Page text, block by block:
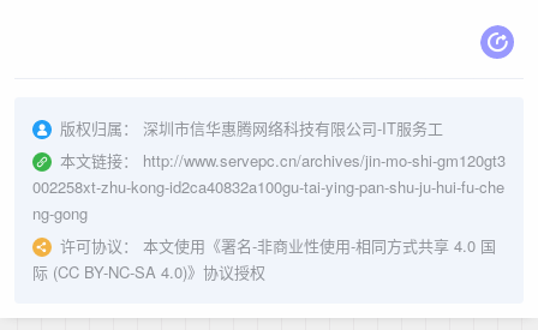
版权归属：
深圳市信华惠腾网络科技有限公司-IT服务工
本文链接：
http://www.servepc.cn/archives/jin-mo-shi-gm120gt3
002258xt-zhu-kong-id2ca40832a100gu-tai-ying-pan-shu-ju-hui-fu-che
ng-gong
许可协议：
本文使用《署名-非商业性使用-相同方式共享 4.0 国
际 (CC BY-NC-SA 4.0)》协议授权